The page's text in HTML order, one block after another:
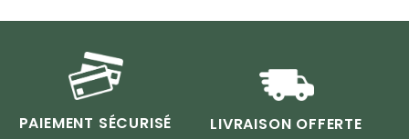
PAIEMENT SÉCURISÉ
LIVRAISON OFFERTE